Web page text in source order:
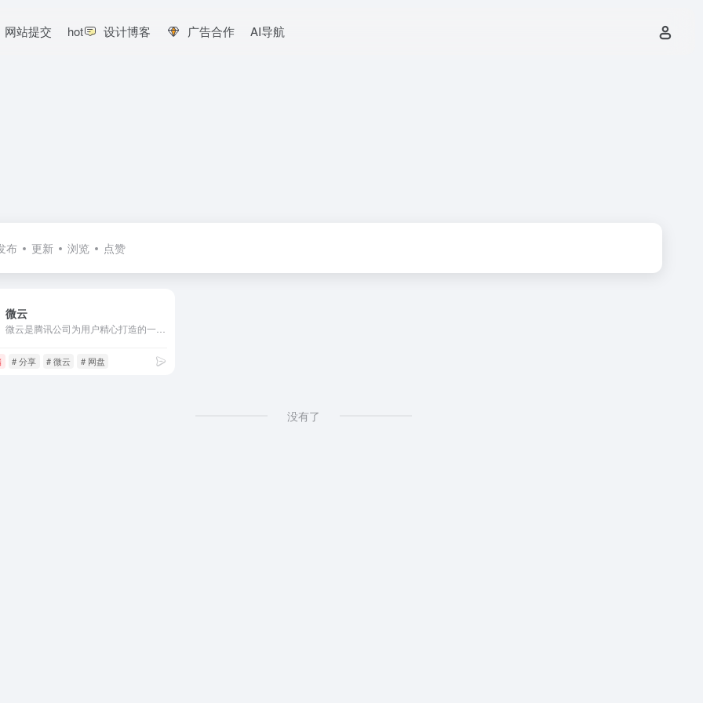
网站提交 hot 设计博客 广告合作 AI导航
布 更新 浏览 点赞
微云
# 分享 # 微云 # 网盘
没有了